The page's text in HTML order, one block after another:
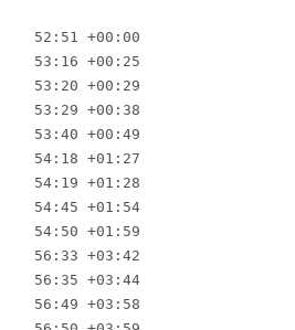
1 Switzerland 		52:51 +00:00
2 France 		53:16 +00:25
3 Czechia 		53:20 +00:29
4 Finland 		53:29 +00:38
5 Australia 		53:40 +00:49
6 Sweden 		54:18 +01:27
7 Norway 		54:19 +01:28
8 Hungary 		54:45 +01:54
9 Spain 		54:50 +01:59
10 Poland 		56:33 +03:42
11 Lithuania 		56:35 +03:44
12 Ukraine 		56:49 +03:58